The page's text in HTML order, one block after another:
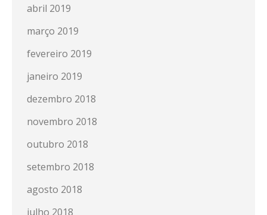
abril 2019
março 2019
fevereiro 2019
janeiro 2019
dezembro 2018
novembro 2018
outubro 2018
setembro 2018
agosto 2018
julho 2018